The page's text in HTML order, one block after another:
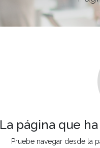
La página que
Pruebe navegar desde la